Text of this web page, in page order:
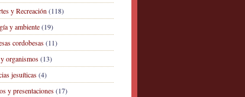
y Recreación (118)
y ambiente(19)
cordobesas(11)
organismos(13)
jesuíticas(4)
y presentaciones(17)